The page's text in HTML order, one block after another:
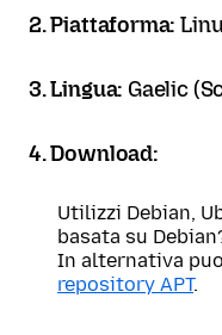
2. Piattaforma:
3. Lingua: Gaelic
4. Download:
Utilizzi Debian,
basata su
In alternativa
repository APT.